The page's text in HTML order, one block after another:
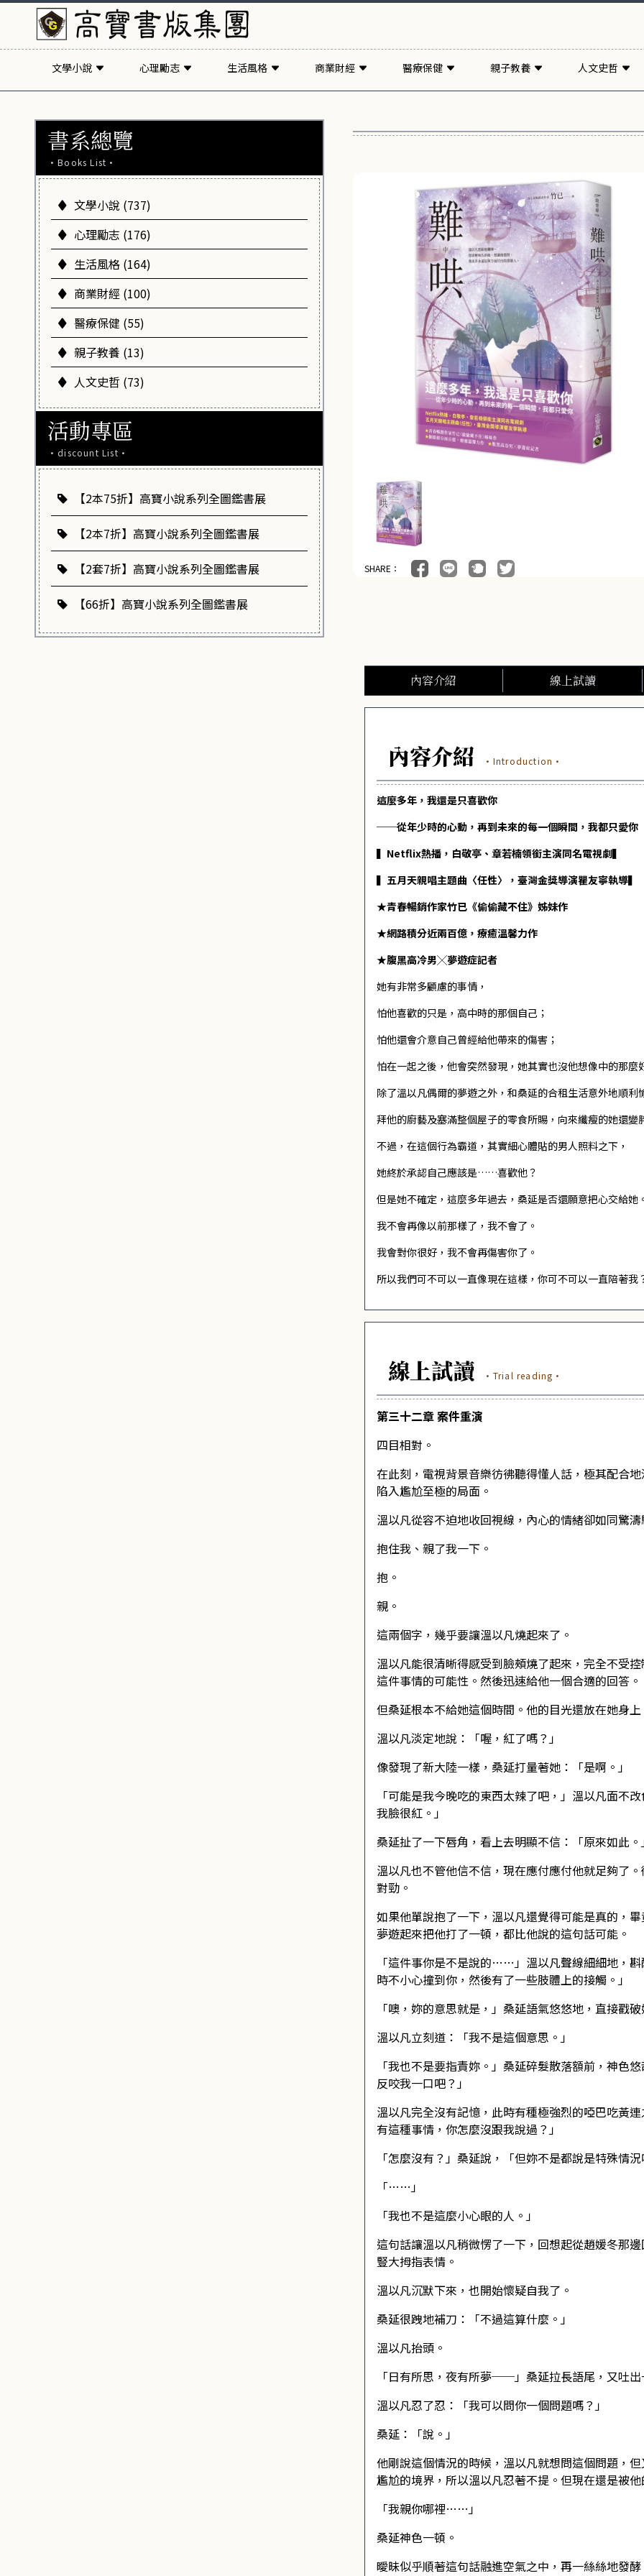
文學小說 心理勵志 生活風格 商業財經 醫療保健 親子教養 人文史哲
書系總覽
·Books List·
文學小說 (737)
心理勵志 (176)
生活風格 (164)
商業財經 (100)
醫療保健 (55)
親子教養 (13)
人文史哲 (73)
活動專區
·discount List·
【2本75折】高寶小說系列全圖鑑書展
【2本7折】高寶小說系列全圖鑑書展
【2套7折】高寶小說系列全圖鑑書展
【66折】高寶小說系列全圖鑑書展
SHARE：
內容介紹 線上試讀
內容介紹 ·Introduction·
這麼多年，我還是只喜歡你
──從年少時的心動，再到未來的每一個瞬間，我都只愛你
▍Netflix熱播，白敬亭、章若楠領銜主演同名電視劇▍
▍五月天親唱主題曲〈任性〉，臺灣金獎導演瞿友寧執導▍
★青春暢銷作家竹已《偷偷藏不住》姊妹作
★網路積分近兩百億，療癒溫馨力作
★腹黑高冷男╳夢遊症記者
她有非常多顧慮的事情，
怕他喜歡的只是，高中時的那個自己；
怕他還會介意自己曾經給他帶來的傷害；
怕在一起之後，他會突然發現，她其實也沒他想像中的那麼
除了溫以凡偶爾的夢遊之外，和桑延的合租生活意外地順利
拜他的廚藝及塞滿整個屋子的零食所賜，向來纖瘦的她還變
不過，在這個行為霸道，其實細心體貼的男人照料之下，
她終於承認自己應該是……喜歡他？
但是她不確定，這麼多年過去，桑延是否還願意把心交給她。
我不會再像以前那樣了，我不會了。
我會對你很好，我不會再傷害你了。
所以我們可不可以一直像現在這樣，你可不可以一直陪著我
線上試讀 ·Trial reading·
第三十二章 案件重演
四目相對。
在此刻，電視背景音樂彷彿聽得懂人話，極其配合
陷入尷尬至極的局面。
溫以凡從容不迫地收回視線，內心的情緒卻如同驚濤
抱住我、親了我一下。
抱。
親。
這兩個字，幾乎要讓溫以凡燒起來了。
溫以凡能很清晰得感受到臉頰燒了起來，完全不受
這件事情的可能性。然後迅速給他一個合適的回答。
但桑延根本不給她這個時間。他的目光還放在她身
溫以凡淡定地說：「喔，紅了嗎？」
像發現了新大陸一樣，桑延打量著她：「是啊。」
「可能是我今晚吃的東西太辣了吧，」溫以凡面不
我臉很紅。」
桑延扯了一下唇角，看上去明顯不信：「原來如此。
溫以凡也不管他信不信，現在應付應付他就足夠了
對勁。
如果他單說抱了一下，溫以凡還覺得可能是真的，
夢遊起來把他打了一頓，都比他說的這句話可能。
「這件事你是不是說的……」溫以凡聲線細細地，
時不小心撞到你，然後有了一些肢體上的接觸。」
「噢，妳的意思就是，」桑延語氣悠悠地，直接戳
溫以凡立刻道：「我不是這個意思。」
「我也不是要指責妳。」桑延碎髮散落額前，神色
反咬我一口吧？」
溫以凡完全沒有記憶，此時有種極強烈的啞巴吃黃
有這種事情，你怎麼沒跟我說過？」
「怎麼沒有？」桑延說，「但妳不是都說是特殊情況
「……」
「我也不是這麼小心眼的人。」
這句話讓溫以凡稍微愣了一下，回想起從趙媛冬那
豎大拇指表情。
溫以凡沉默下來，也開始懷疑自我了。
桑延很跩地補刀：「不過這算什麼。」
溫以凡抬頭。
「日有所思，夜有所夢──」桑延拉長語尾，又吐出
溫以凡忍了忍：「我可以問你一個問題嗎？」
桑延：「說。」
他剛說這個情況的時候，溫以凡就想問這個問題，
尷尬的境界，所以溫以凡忍著不提。但現在還是被
「我親你哪裡……」
桑延神色一頓。
曖昧似乎順著這句話融進空氣之中，再一絲絲地發酵